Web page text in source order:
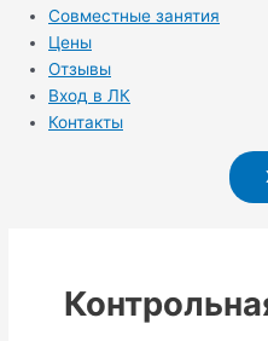
Совместные занятия
Цены
Отзывы
Вход в ЛК
Контакты